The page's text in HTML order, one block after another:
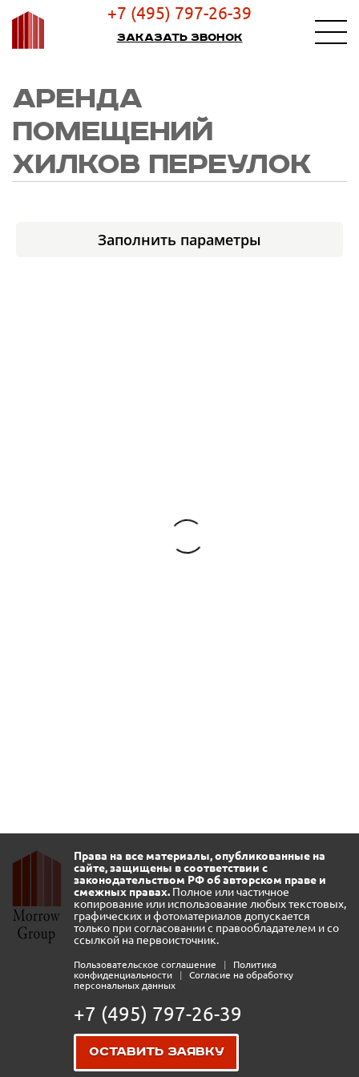
+7 (495) 797-26-39
Заказать звонок
АРЕНДА
ПОМЕЩЕНИЙ
ХИЛКОВ ПЕРЕУЛОК
Заполнить параметры
Права на все материалы, опубликованные на
сайте, защищены в соответствии с
законодательством РФ об авторском праве и
смежных правах. Полное или частичное
копирование или использование любых текстовых,
графических и фотоматериалов допускается
только при согласовании с правообладателем и со
ссылкой на первоисточник.
Пользовательское соглашение |
Политика
конфиденциальности
|
Согласие на обработку
персональных данных
+7 (495) 797-26-39
Оставить заявку